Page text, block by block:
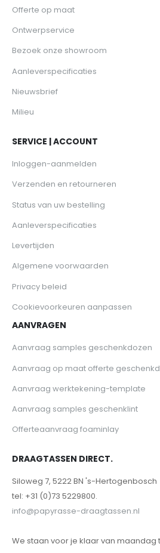
Offerte op maat
Ontwerpservice
Bezoek onze showroom
Aanleverspecificaties
Nieuwsbrief
Milieu
SERVICE | ACCOUNT
Inloggen-aanmelden
Verzenden en retourneren
Status van uw bestelling
Aanleverspecificaties
Levertijden
Algemene voorwaarden
Privacy beleid
Cookievoorkeuren aanpassen
AANVRAGEN
Aanvraag samples geschenkdozen
Aanvraag op maat offerte
Aanvraag werktekening-template
Aanvraag samples geschenklint
Offerteaanvraag foaminlay
DRAAGTASSEN DIRECT.
Siloweg 7, 5222 BN 's-Hertogenbosch
tel: +31 (0)73 5229800.
info@papyrasse-draagtassen.nl
We staan voor je klaar van